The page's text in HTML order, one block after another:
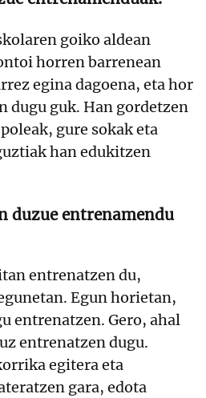
goiko aldean
horren barrenean
egina dagoena, eta hor
dugu guk. Han gordetzen
gure sokak eta
han edukitzen
duzue entrenamendu
entrenatzen du,
Egun horietan,
entrenatzen. Gero, ahal
entrenatzen dugu.
egitera eta
gara, edota